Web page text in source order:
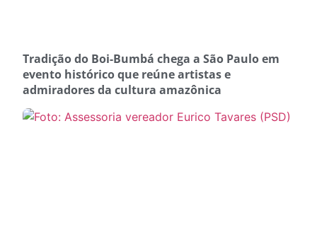
Tradição do Boi-Bumbá chega a São Paulo em
evento histórico que reúne artistas e
admiradores da cultura amazônica